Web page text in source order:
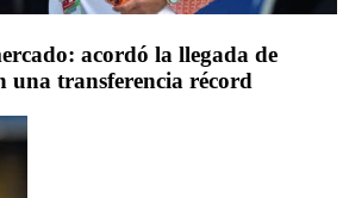
acordó la llegada de
una transferencia récord